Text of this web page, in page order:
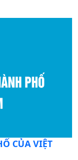
CỦA VIỆT